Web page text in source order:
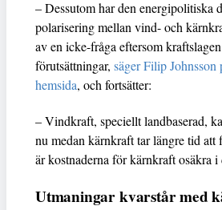
– Dessutom har den energipolitiska
polarisering mellan vind- och
av en icke-fråga eftersom
förutsättningar, säger Filip Johnsson
hemsida, och fortsätter:
– Vindkraft, speciellt landbaserad,
nu medan kärnkraft tar längre tid att
är kostnaderna för kärnkraft osäkra i
Utmaningar kvarstår med